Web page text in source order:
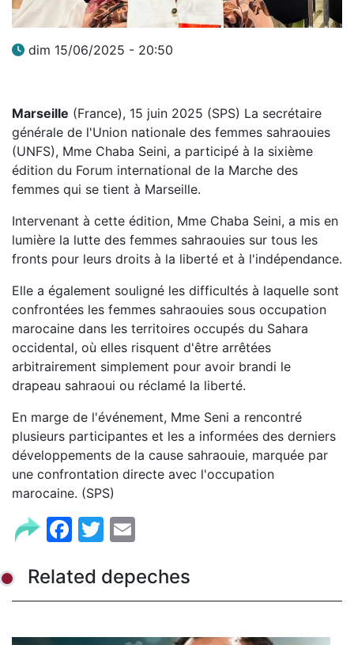
dim 15/06/2025 - 20:50
Marseille (France), 15 juin 2025 (SPS) La secrétaire
générale de l'Union nationale des femmes sahraouies
(UNFS), Mme Chaba Seini, a participé à la sixième
édition du Forum international de la Marche des
femmes qui se tient à Marseille.
Intervenant à cette édition, Mme Chaba Seini, a mis en
lumière la lutte des femmes sahraouies sur tous les
fronts pour leurs droits à la liberté et à l'indépendance.
Elle a également souligné les difficultés à laquelle sont
confrontées les femmes sahraouies sous occupation
marocaine dans les territoires occupés du Sahara
occidental, où elles risquent d'être arrêtées
arbitrairement simplement pour avoir brandi le
drapeau sahraoui ou réclamé la liberté.
En marge de l'événement, Mme Seni a rencontré
plusieurs participantes et les a informées des derniers
développements de la cause sahraouie, marquée par
une confrontation directe avec l'occupation
marocaine. (SPS)
Facebook
Twitter
Related depeches